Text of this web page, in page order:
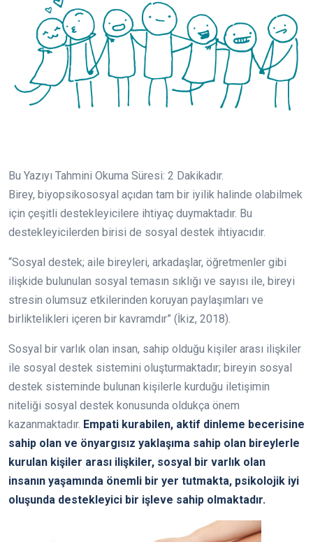
Bu Yazıyı Tahmini Okuma Süresi: 2 Dakikadır.
Birey, biyopsikososyal açıdan tam bir iyilik halinde olabilmek
için çeşitli destekleyicilere ihtiyaç duymaktadır. Bu
destekleyicilerden birisi de sosyal destek ihtiyacıdır.
“Sosyal destek; aile bireyleri, arkadaşlar, öğretmenler gibi
ilişkide bulunulan sosyal temasın sıklığı ve sayısı ile, bireyi
stresin olumsuz etkilerinden koruyan paylaşımları ve
birliktelikleri içeren bir kavramdır” (İkiz, 2018).
Sosyal bir varlık olan insan, sahip olduğu kişiler arası ilişkiler
ile sosyal destek sistemini oluşturmaktadır; bireyin sosyal
destek sisteminde bulunan kişilerle kurduğu iletişimin
niteliği sosyal destek konusunda oldukça önem
kazanmaktadır. Empati kurabilen, aktif dinleme becerisine
sahip olan ve önyargısız yaklaşıma sahip olan bireylerle
kurulan kişiler arası ilişkiler, sosyal bir varlık olan
insanın yaşamında önemli bir yer tutmakta, psikolojik iyi
oluşunda destekleyici bir işleve sahip olmaktadır.